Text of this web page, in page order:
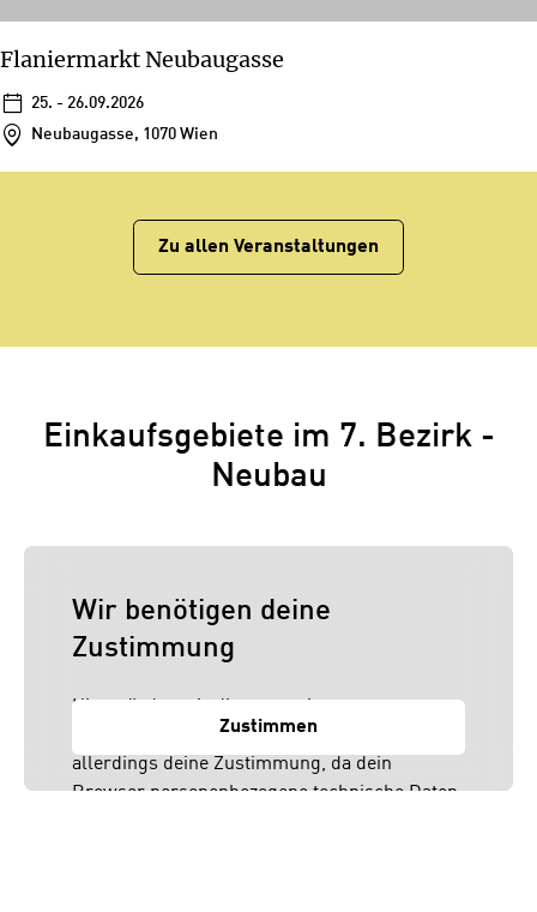
Flaniermarkt Neubaugasse
25. - 26.09.2026
Neubaugasse, 1070 Wien
Zu allen Veranstaltungen
Einkaufsgebiete im 7. Bezirk -
Neubau
Wir benötigen deine
Zustimmung
Hier würden wir dir gerne einen externen
Inhalt anzeigen. Dafür benötigen wir
allerdings deine Zustimmung, da dein
Browser personenbezogene technische Daten
Zustimmen